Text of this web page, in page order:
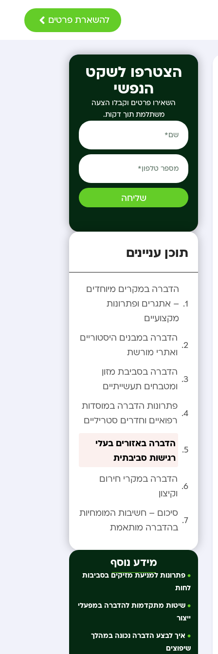
להשארת פרטים
הצטרפו לשקט
הנפשי
השאירו פרטים וקבלו הצעה
משתלמת תוך דקות.
שליחה
תוכן עניינים
הדברה במקרים מיוחדים
– אתגרים ופתרונות
מקצועיים
הדברה במבנים היסטוריים
ואתרי מורשת
הדברה בסביבת מזון
ומטבחים תעשייתיים
פתרונות הדברה במוסדות
רפואיים וחדרים סטריליים
הדברה באזורים בעלי
רגישות סביבתית
הדברה במקרי חירום
וקיצון
סיכום – חשיבות המומחיות
בהדברה מותאמת
מידע נוסף
פתרונות למניעת מזיקים בסביבות
לחות
שיטות מתקדמות להדברה במפעלי
ייצור
איך לבצע הדברה נכונה במהלך
שיפוצים